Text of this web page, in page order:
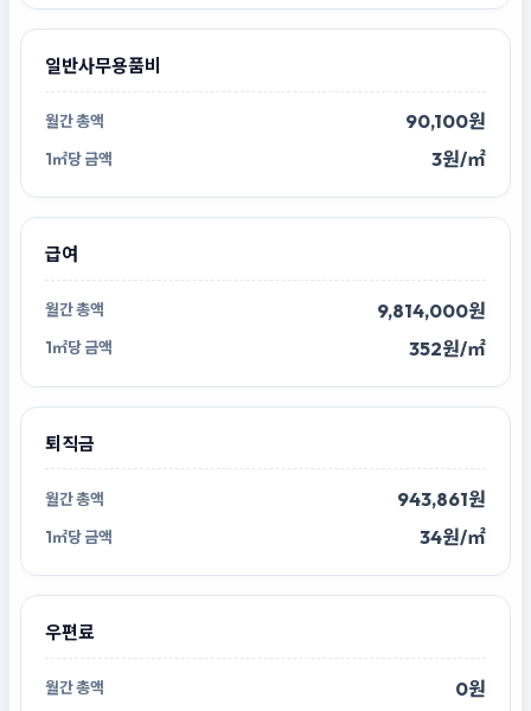
일반사무용품비
90,100원
3원/㎡
급여
9,814,000원
352원/㎡
퇴직금
943,861원
34원/㎡
우편료
0원